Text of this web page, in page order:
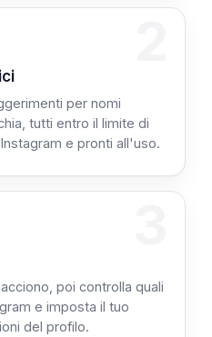
per nomi
tutti entro il limite di
e pronti all'uso.
poi controlla quali
e imposta il tuo
del profilo.